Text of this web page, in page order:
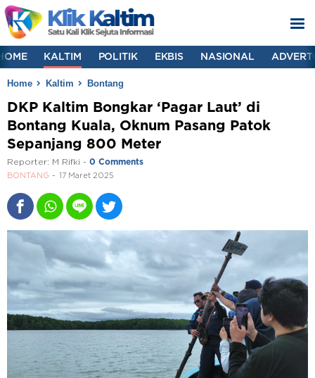
KALTIM POLITIK EKBIS NASIONAL
Home Kaltim Bontang
DKP Kaltim Bongkar ‘Pagar Laut’ di
Bontang Kuala, Oknum Pasang Patok
Sepanjang 800 Meter
Reporter: M Rifki - 0 Comments
BONTANG 17 Maret 2025